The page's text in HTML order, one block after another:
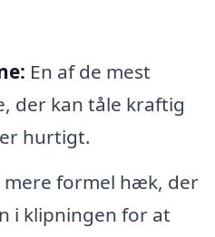
En af de mest
der kan tåle kraftig
hurtigt.
mere formel hæk, der
i klipningen for at